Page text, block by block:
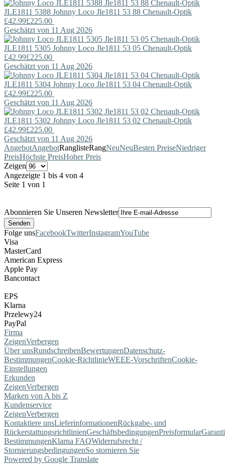
JLE1811 5388 Johnny Loco Jle1811 53 88 Chenault-Optik
£42.99£225.00
Geschätzt von 11 Aug 2026
JLE1811 5305 Johnny Loco Jle1811 53 05 Chenault-Optik
£42.99£225.00
Geschätzt von 11 Aug 2026
JLE1811 5304 Johnny Loco Jle1811 53 04 Chenault-Optik
£42.99£225.00
Geschätzt von 11 Aug 2026
JLE1811 5302 Johnny Loco Jle1811 53 02 Chenault-Optik
£42.99£225.00
Geschätzt von 11 Aug 2026
AngebotAngebotRanglisteRangNeuNeuBesten PreiseNiedriger
PreisHöchste PreisHoher Preis
Zeigen
Angezeigte 1 bis 4 von 4
Seite 1 von 1
Abonnieren Sie Unseren Newsletter
Folge unsFacebookTwitterInstagramYouTube
Visa
MasterCard
American Express
Apple Pay
Bancontact
EPS
Klarna
Przelewy24
PayPal
Firma
ZeigenVerbergen
Über unsRundschreibenBewertungenDatenschutz-
BestimmungenCookie-RichtlinieWEEE-VorschriftenCookie-
Einstellungen
Erkunden
ZeigenVerbergen
Marken von A bis Z
Kundenservice
ZeigenVerbergen
Kontaktiere unsLieferinformationenRückgabe- und
RückerstattungsrichtlinienGeschäftsbedingungenPreisformular
BestimmungenKlarna FAQWiderrufsrecht /
StornierungsbedingungenSo stornieren Sie
Powered by Google Translate